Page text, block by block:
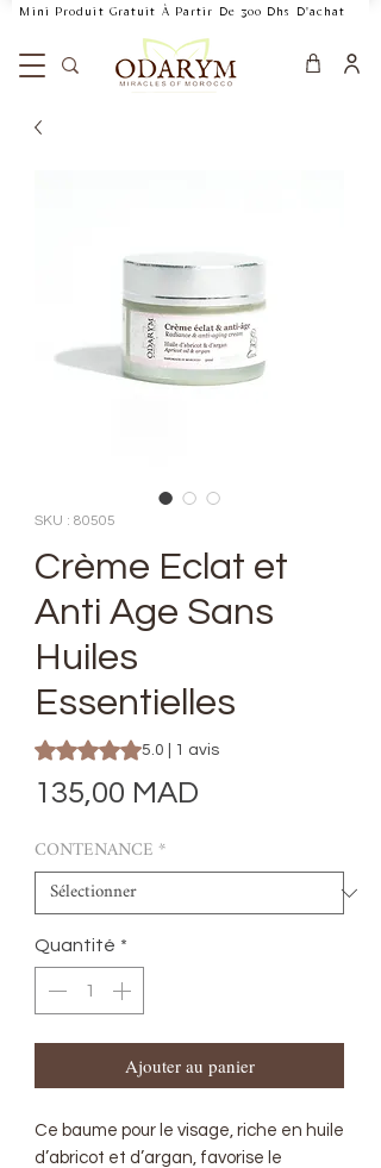
Mini Produit Gratuit À Partir De 300 Dhs D'achat
SKU : 80505
Crème Eclat et
Anti Age Sans
Huiles
Essentielles
La note est de 5.0 sur cinq étoiles selon 1
5.0 | 1 avis
135,00 MAD
CONTENANCE*
Quantité *
Ajouter au panier
Ce baume pour le visage, riche en huile
d’abricot et d’argan, favorise le